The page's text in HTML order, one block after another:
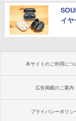
イヤ
本サイトのご利用につ
広告掲載のご案内
プライバシーポリシ